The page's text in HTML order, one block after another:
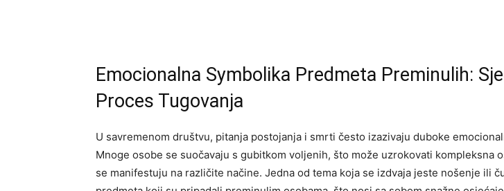
Emocionalna Symbolika Predmeta Preminulih:
Proces Tugovanja
U savremenom društvu, pitanja postojanja i smrti često izazivaju duboke
Mnoge osobe se suočavaju s gubitkom voljenih, što može uzrokovati kompleksna
se manifestuju na različite načine. Jedna od tema koja se izdvaja jeste nošenje ili